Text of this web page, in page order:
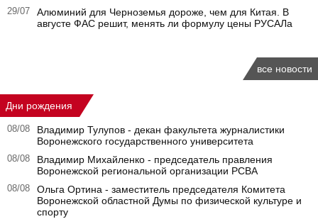
29/07
Алюминий для Черноземья дороже, чем для Китая. В
августе ФАС решит, менять ли формулу цены РУСАЛа
все новости
Дни рождения
08/08
Владимир Тулупов - декан факультета журналистики
Воронежского государственного университета
08/08
Владимир Михайленко - председатель правления
Воронежской региональной организации РСВА
08/08
Ольга Ортина - заместитель председателя Комитета
Воронежской областной Думы по физической культуре и
спорту